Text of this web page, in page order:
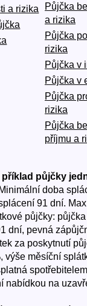
a rizika
Půjčka
a rizika
Půjčka
rizika
Půjčka v
Půjčka v
Půjčka
rizika
Půjčka
příjmu a
příklad půjčky
Minimální doba
91 dní.
půjčky:
dní, pevná
za poskytnutí
výše měsíční
nabídkou na